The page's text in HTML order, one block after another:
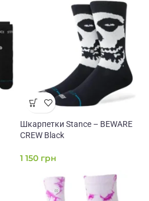
Шкарпетки Stance – BEWARE
CREW Black
1 150 грн